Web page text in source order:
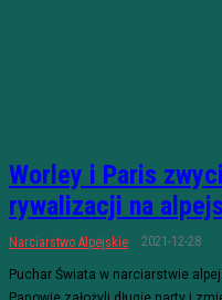
Worley i Paris
rywalizacji na
Narciarstwo Alpejskie 2021-12-28
Puchar Świata w narciarstwie